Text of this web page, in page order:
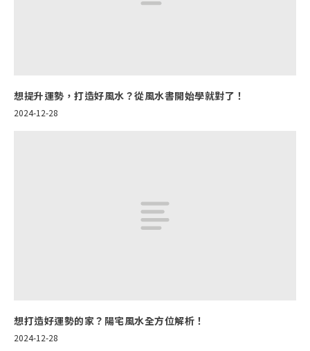
想提升運勢，打造好風水？從風水書開始學就對了！
2024-12-28
想打造好運勢的家？陽宅風水全方位解析！
2024-12-28